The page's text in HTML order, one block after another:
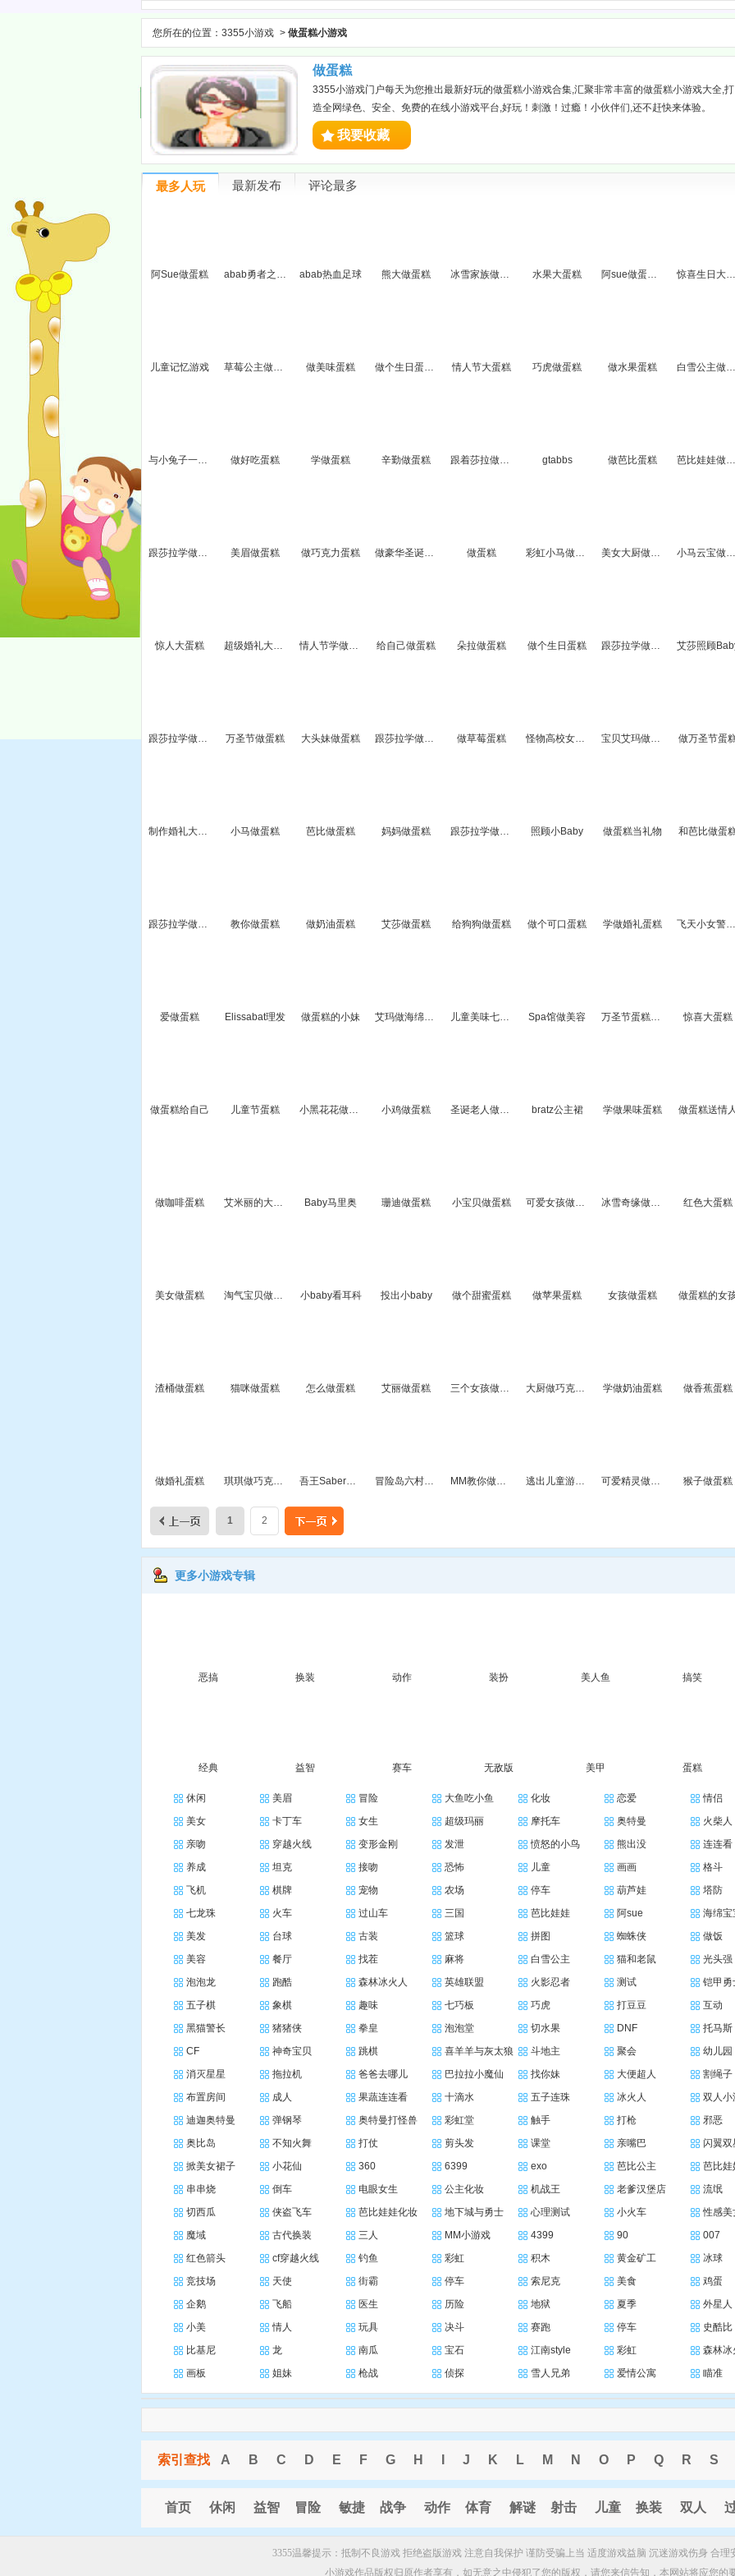
您所在的位置： 3355小游戏 > 做蛋糕小游戏
做蛋糕
3355小游戏门户每天为您推出最新好玩的做蛋糕小游戏合集,汇聚非常丰富的做蛋糕小游戏大全,打
造全网绿色、安全、免费的在线小游戏平台,好玩！刺激！过瘾！小伙伴们,还不赶快来体验。
我要收藏
最多人玩 最新发布 评论最多
阿Sue做蛋糕 abab勇者之路精灵物语 abab热血足球 熊大做蛋糕 冰雪家族做蛋糕 水果大蛋糕 阿sue做蛋糕胚 惊喜生日大蛋糕
儿童记忆游戏 草莓公主做蛋糕 做美味蛋糕 做个生日蛋糕2 情人节大蛋糕 巧虎做蛋糕 做水果蛋糕 白雪公主做Spa
与小兔子一起做蛋糕 做好吃蛋糕 学做蛋糕 辛勤做蛋糕 跟着莎拉做蛋糕球 gtabbs 做芭比蛋糕 芭比娃娃做蛋糕
跟莎拉学做菠萝蛋糕 美眉做蛋糕 做巧克力蛋糕 做豪华圣诞蛋糕 做蛋糕 彩虹小马做蛋糕 美女大厨做蛋糕 小马云宝做蛋糕
惊人大蛋糕 超级婚礼大蛋糕 情人节学做蛋糕 给自己做蛋糕 朵拉做蛋糕 做个生日蛋糕 跟莎拉学做巧克力蛋糕 艾莎照顾
跟莎拉学做草莓芝士蛋糕 万圣节做蛋糕 大头妹做蛋糕 跟莎拉学做棒棒糖蛋糕 做草莓蛋糕 怪物高校女孩做蛋糕 宝贝艾玛做纸杯蛋糕 做万圣节蛋
制作婚礼大蛋糕 小马做蛋糕 芭比做蛋糕 妈妈做蛋糕 跟莎拉学做奇形蛋糕 照顾小Baby 做蛋糕当礼物 和芭比做蛋
跟莎拉学做蛋糕 教你做蛋糕 做奶油蛋糕 艾莎做蛋糕 给狗狗做蛋糕 做个可口蛋糕 学做婚礼蛋糕 飞天小女警做蛋糕
爱做蛋糕 Elissabat理发 做蛋糕的小妹 艾玛做海绵蛋糕 儿童美味七彩小蛋糕 Spa馆做美容 万圣节蛋糕大厨师 惊喜大蛋糕
做蛋糕给自己 儿童节蛋糕 小黑花花做蛋糕 小鸡做蛋糕 圣诞老人做蛋糕 bratz公主裙 学做果味蛋糕 做蛋糕送情
做咖啡蛋糕 艾米丽的大蛋糕 Baby马里奥 珊迪做蛋糕 小宝贝做蛋糕 可爱女孩做蛋糕 冰雪奇缘做蛋糕 红色大蛋糕
美女做蛋糕 淘气宝贝做蛋糕 小baby看耳科 投出小baby 做个甜蜜蛋糕 做苹果蛋糕 女孩做蛋糕 做蛋糕的女
渣桶做蛋糕 猫咪做蛋糕 怎么做蛋糕 艾丽做蛋糕 三个女孩做蛋糕 大厨做巧克力蛋糕 学做奶油蛋糕 做香蕉蛋糕
做婚礼蛋糕 琪琪做巧克力蛋糕 吾王Saber连连看 冒险岛六村庄探险测试版bata1.0 MM教你做蛋糕 逃出儿童游戏室 可爱精灵做蛋糕 猴子做蛋糕
1 2
更多小游戏专辑
恶搞 换装 动作 装扮 美人鱼 搞笑
经典 益智 赛车 无敌版 美甲 蛋糕
休闲 美眉 冒险 大鱼吃小鱼 化妆 恋爱
情侣
美女
卡丁车 女生 超级玛丽 摩托车 奥特曼
火柴人
亲吻
穿越火线 变形金刚 发泄 愤怒的小鸟 熊出没
连连看
养成
坦克 接吻 恐怖 儿童 画画
格斗
飞机
棋牌 宠物 农场 停车 葫芦娃
塔防
七龙珠
火车 过山车 三国 芭比娃娃 阿sue
海绵宝
美发
台球 古装 篮球 拼图 蜘蛛侠
做饭
美容
餐厅 找茬 麻将 白雪公主 猫和老鼠
光头强
泡泡龙
跑酷 森林冰火人 英雄联盟 火影忍者 测试
铠甲勇
五子棋
象棋 趣味 七巧板 巧虎 打豆豆
互动
黑猫警长
猪猪侠 拳皇 泡泡堂 切水果 DNF
托马斯
CF
神奇宝贝 跳棋 喜羊羊与灰太狼 斗地主 聚会
幼儿园
消灭星星
拖拉机 爸爸去哪儿 巴拉拉小魔仙 找你妹 大便超人
割绳子
布置房间
成人 果蔬连连看 十滴水 五子连珠 冰火人
双人小
迪迦奥特曼
弹钢琴 奥特曼打怪兽 彩虹堂 触手 打枪
邪恶
奥比岛
不知火舞 打仗 剪头发 课堂 亲嘴巴
闪翼
掀美女裙子
小花仙 360 6399 exo 芭比公主
芭比娃
串串烧
倒车 电眼女生 公主化妆 机战王 老爹汉堡店
流氓
切西瓜
侠盗飞车 芭比娃娃化妆 地下城与勇士 心理测试 小火车
性感美
魔域
古代换装 三人 MM小游戏 4399 90
007
红色箭头
cf穿越火线 钓鱼 彩虹 积木 黄金矿工
冰球
竞技场
天使 街霸 停车 索尼克 美食
鸡蛋
企鹅
飞船 医生 历险 地狱 夏季
外星人
小美
情人 玩具 决斗 赛跑 停车
史酷比
比基尼
龙 南瓜 宝石 江南style 彩虹
森林冰
画板
姐妹 枪战 侦探 雪人兄弟 爱情公寓 瞄准
索引查找 A B C D E F G H J K L M N O P Q R S
首页 休闲 益智 冒险 敏捷 战争 动作 体育 解谜 射击 儿童 换装 双人
3355温馨提示：抵制不良游戏 拒绝盗版游戏 注意自我保护 谨防受骗上当 适度游戏益脑 沉迷游戏伤身 合理
小游戏作品版权归原作者享有，如无意之中侵犯了您的版权，请您来信告知，本网站将应您的